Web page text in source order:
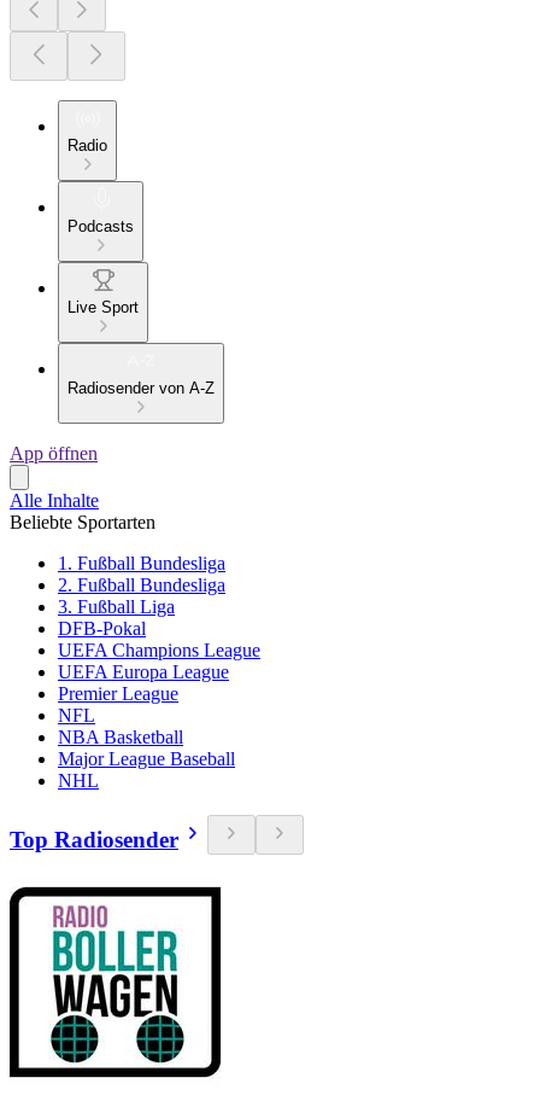
Radio
Podcasts
Live Sport
Radiosender von A-Z
App öffnen
Alle Inhalte
Beliebte Sportarten
1. Fußball Bundesliga
2. Fußball Bundesliga
3. Fußball Liga
DFB-Pokal
UEFA Champions League
UEFA Europa League
Premier League
NFL
NBA Basketball
Major League Baseball
NHL
Top Radiosender